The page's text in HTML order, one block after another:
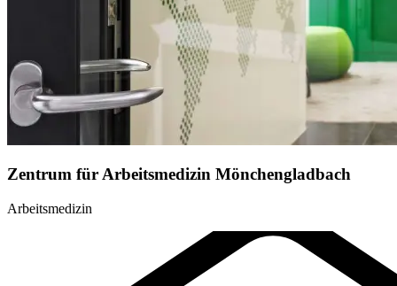
Zentrum für Arbeitsmedizin Mönchengladbach
Arbeitsmedizin